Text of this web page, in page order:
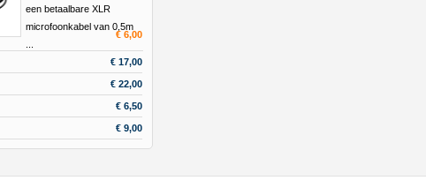
een betaalbare XLR
microfoonkabel van 0,5m
€ 6,00
€ 17,00
€ 22,00
€ 6,50
€ 9,00